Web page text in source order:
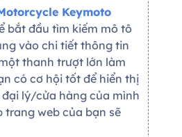
Keymoto
bắt đầu tìm kiếm mô tô
vào chi tiết thông tin
thanh trượt lớn làm
có cơ hội tốt để hiển thị
đại lý/cửa hàng của mình
web của bạn sẽ